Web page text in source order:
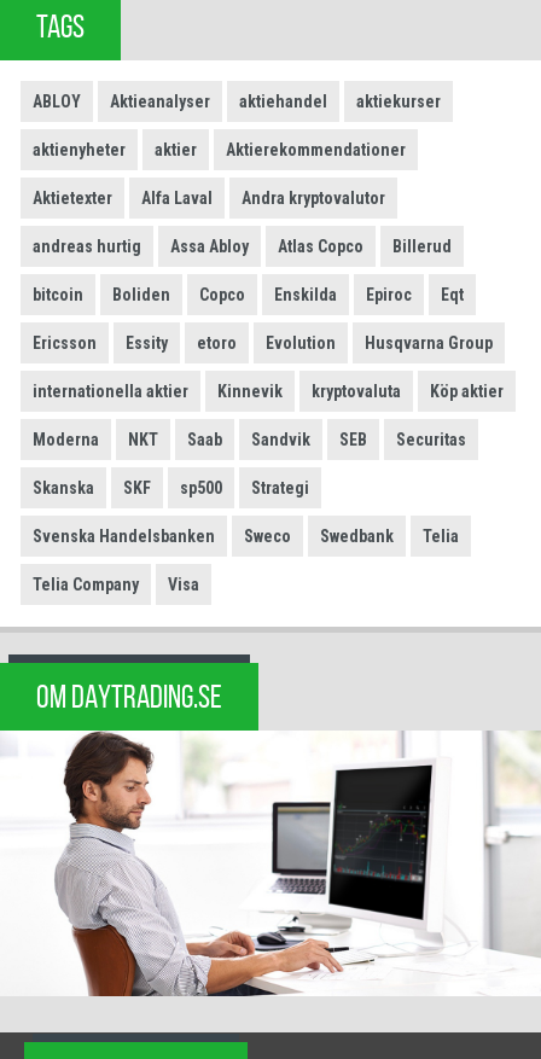
TAGS
ABLOY Aktieanalyser aktiehandel aktiekurser
aktienyheter aktier Aktierekommendationer
Aktietexter Alfa Laval Andra kryptovalutor
andreas hurtig Assa Abloy Atlas Copco Billerud
bitcoin Boliden Copco Enskilda Epiroc Eqt
Ericsson Essity etoro Evolution Husqvarna Group
internationella aktier Kinnevik kryptovaluta Köp aktier
Moderna NKT Saab Sandvik SEB Securitas
Skanska SKF sp500 Strategi
Svenska Handelsbanken Sweco Swedbank Telia
Telia Company Visa
OM DAYTRADING.SE